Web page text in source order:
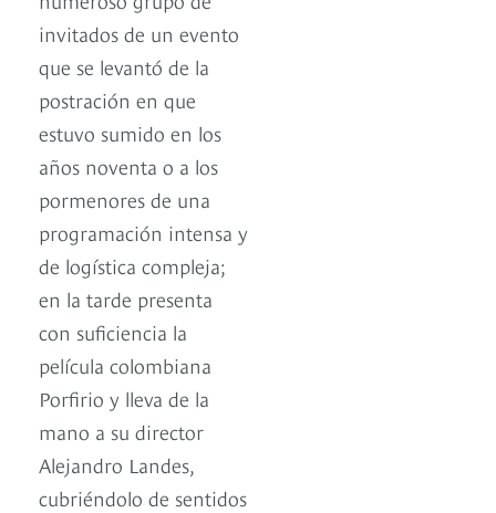
invitados de un evento
que se levantó de la
postración en que
estuvo sumido en los
años noventa o a los
pormenores de una
programación intensa y
de logística compleja;
en la tarde presenta
con suficiencia la
película colombiana
Porfirio y lleva de la
mano a su director
Alejandro Landes,
cubriéndolo de sentidos